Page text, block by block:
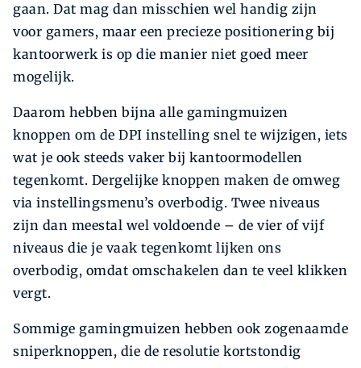
gaan. Dat mag dan misschien wel handig zijn
voor gamers, maar een precieze positionering bij
kantoorwerk is op die manier niet goed meer
moge­lijk.
Daarom hebben bijna alle gaming­muizen
knoppen om de DPI instelling snel te wijzigen, iets
wat je ook steeds vaker bij kantoormodellen
tegenkomt. Dergelijke knoppen maken de omweg
via instellingsmenu’s overbodig. Twee niveaus
zijn dan meestal wel voldoende – de vier of vijf
niveaus die je vaak tegenkomt lijken ons
overbodig, omdat omschakelen dan te veel klikken
vergt.
Sommige gamingmuizen hebben ook zogenaamde
sniperknoppen, die de resolutie kortstondig